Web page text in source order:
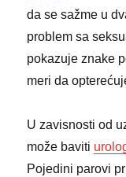
da se sažme u
problem sa
pokazuje znake
meri da
U zavisnosti od
može baviti
Pojedini parovi